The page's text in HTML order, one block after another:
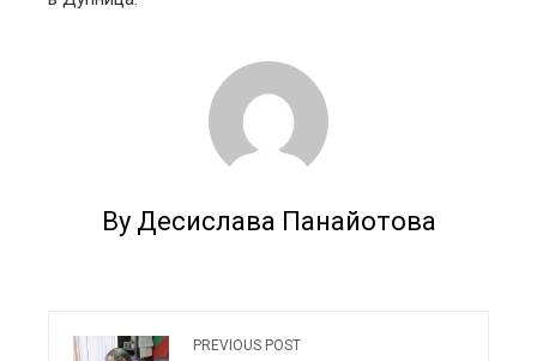
By Десислава Панайотова
PREVIOUS POST